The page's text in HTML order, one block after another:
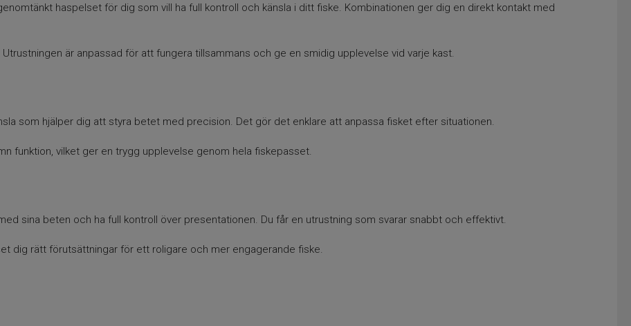
haspelset för dig som vill ha full kontroll och känsla i ditt fiske. Kombinationen ger dig en direkt kontakt med
är anpassad för att fungera tillsammans och ge en smidig upplevelse vid varje kast.
som hjälper dig att styra betet med precision. Det gör det enklare att anpassa fisket efter situationen.
funktion, vilket ger en trygg upplevelse genom hela fiskepasset.
sina beten och ha full kontroll över presentationen. Du får en utrustning som svarar snabbt och effektivt.
dig rätt förutsättningar för ett roligare och mer engagerande fiske.